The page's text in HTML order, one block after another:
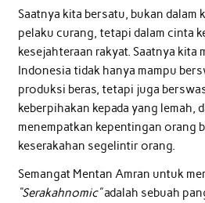
Saatnya kita bersatu, bukan dalam
pelaku curang, tetapi dalam cinta
kesejahteraan rakyat. Saatnya kita
Indonesia tidak hanya mampu
produksi beras, tetapi juga
keberpihakan kepada yang lemah,
menempatkan kepentingan orang
keserakahan segelintir orang.
Semangat Mentan Amran untuk
“Serakahnomic”adalah sebuah